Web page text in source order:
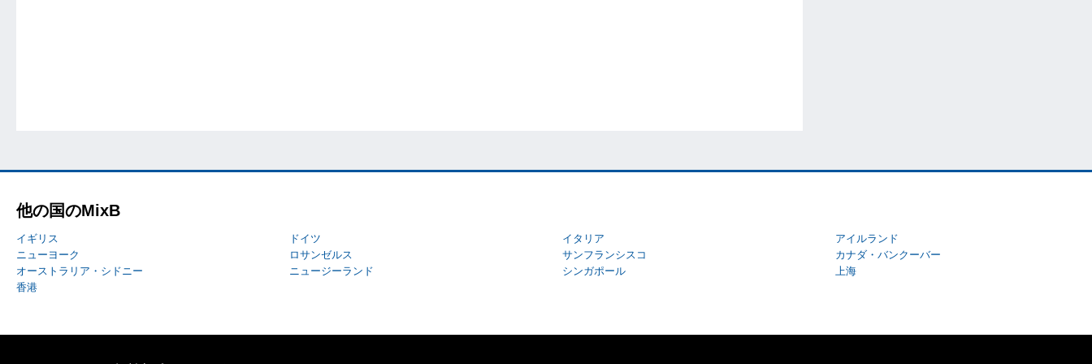
他の国のMixB
イギリス ドイツ イタリア
アイルランド
ニューヨーク
ロサンゼルス サンフランシスコ
カナダ・バンクーバー
オーストラリア・シドニー
ニュージーランド シンガポール
上海
香港